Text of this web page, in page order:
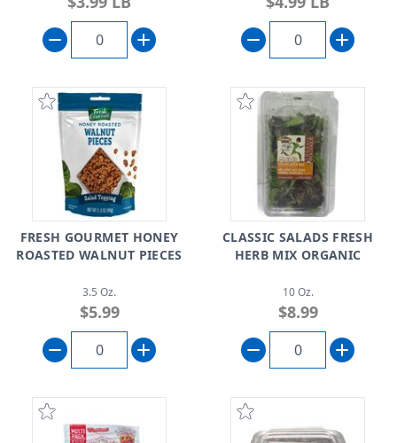
FRESH GOURMET HONEY
ROASTED WALNUT PIECES
3.5 Oz.
$5.99
CLASSIC SALADS FRESH
HERB MIX ORGANIC
10 Oz.
$8.99